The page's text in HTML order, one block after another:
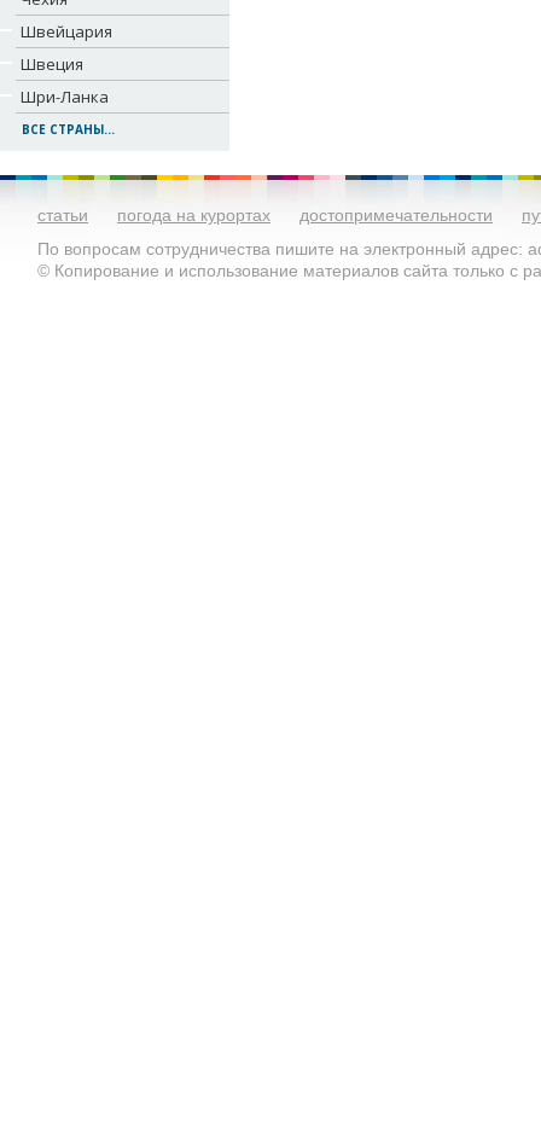
Швейцария
Швеция
Шри-Ланка
ВСЕ СТРАНЫ...
статьи погода на курортах достопримечательности
По вопросам сотрудничества пишите на электронный адрес:
© Копирование и использование материалов сайта только с